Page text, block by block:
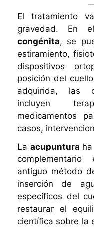
El tratamiento
gravedad. En
congénita, se
estiramiento,
dispositivos
posición del
adquirida, las
incluyen
medicamentos
casos,
La acupuntura
antiguo método
inserción de
específicos del
restaurar el
científica sobre la